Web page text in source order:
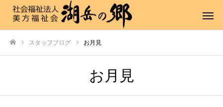
スタッフブログ お月見
お月見